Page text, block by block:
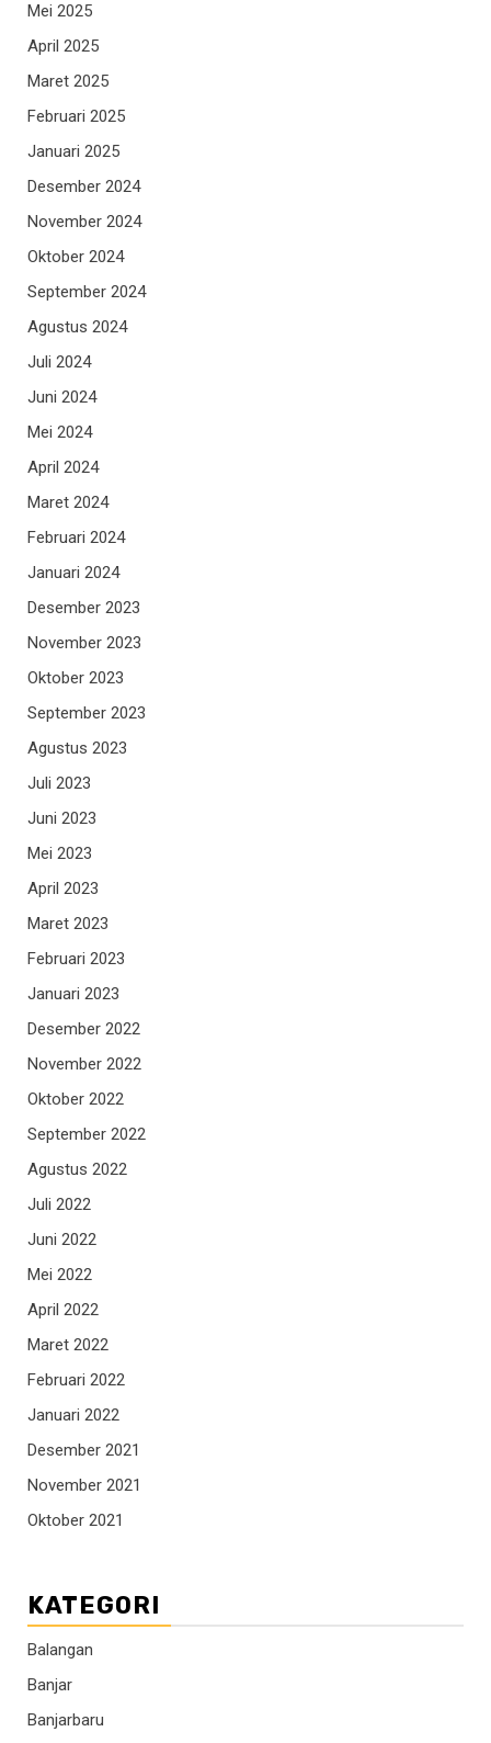
Mei 2025
April 2025
Maret 2025
Februari 2025
Januari 2025
Desember 2024
November 2024
Oktober 2024
September 2024
Agustus 2024
Juli 2024
Juni 2024
Mei 2024
April 2024
Maret 2024
Februari 2024
Januari 2024
Desember 2023
November 2023
Oktober 2023
September 2023
Agustus 2023
Juli 2023
Juni 2023
Mei 2023
April 2023
Maret 2023
Februari 2023
Januari 2023
Desember 2022
November 2022
Oktober 2022
September 2022
Agustus 2022
Juli 2022
Juni 2022
Mei 2022
April 2022
Maret 2022
Februari 2022
Januari 2022
Desember 2021
November 2021
Oktober 2021
KATEGORI
Balangan
Banjar
Banjarbaru